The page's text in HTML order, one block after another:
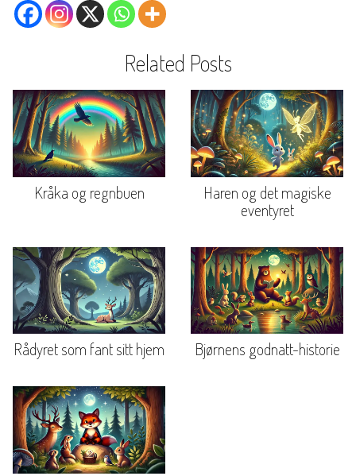
Related Posts
Kråka og regnbuen
Haren og det magiske
eventyret
Rådyret som fant sitt hjem Bjørnens godnatt-historie